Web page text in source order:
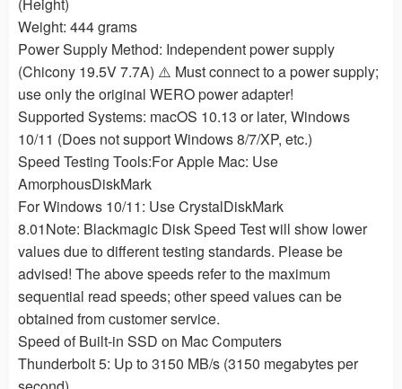
Weight: 444 grams
Power Supply Method: Independent power supply
(Chicony 19.5V 7.7A) ⚠️ Must connect to a power supply;
use only the original WERO power adapter!
Supported Systems: macOS 10.13 or later, Windows
10/11 (Does not support Windows 8/7/XP, etc.)
Speed Testing Tools:For Apple Mac: Use
AmorphousDiskMark
For Windows 10/11: Use CrystalDiskMark
8.01Note: Blackmagic Disk Speed Test will show lower
values due to different testing standards. Please be
advised! The above speeds refer to the maximum
sequential read speeds; other speed values can be
obtained from customer service.
Speed of Built-in SSD on Mac Computers
Thunderbolt 5: Up to 3150 MB/s (3150 megabytes per